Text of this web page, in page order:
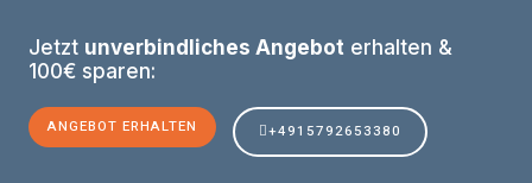
Jetzt unverbindliches Angebot erhalten &
100€ sparen:
ANGEBOT ERHALTEN +4915792653380